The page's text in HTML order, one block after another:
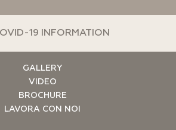
19 INFORMATION
GALLERY
VIDEO
BROCHURE
LAVORA CON NOI